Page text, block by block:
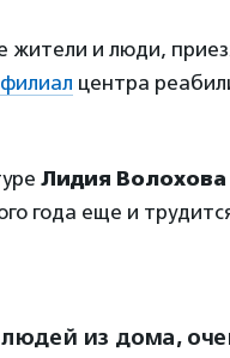
жители и люди,
центра
Лидия Волохова
года еще и
из дома,